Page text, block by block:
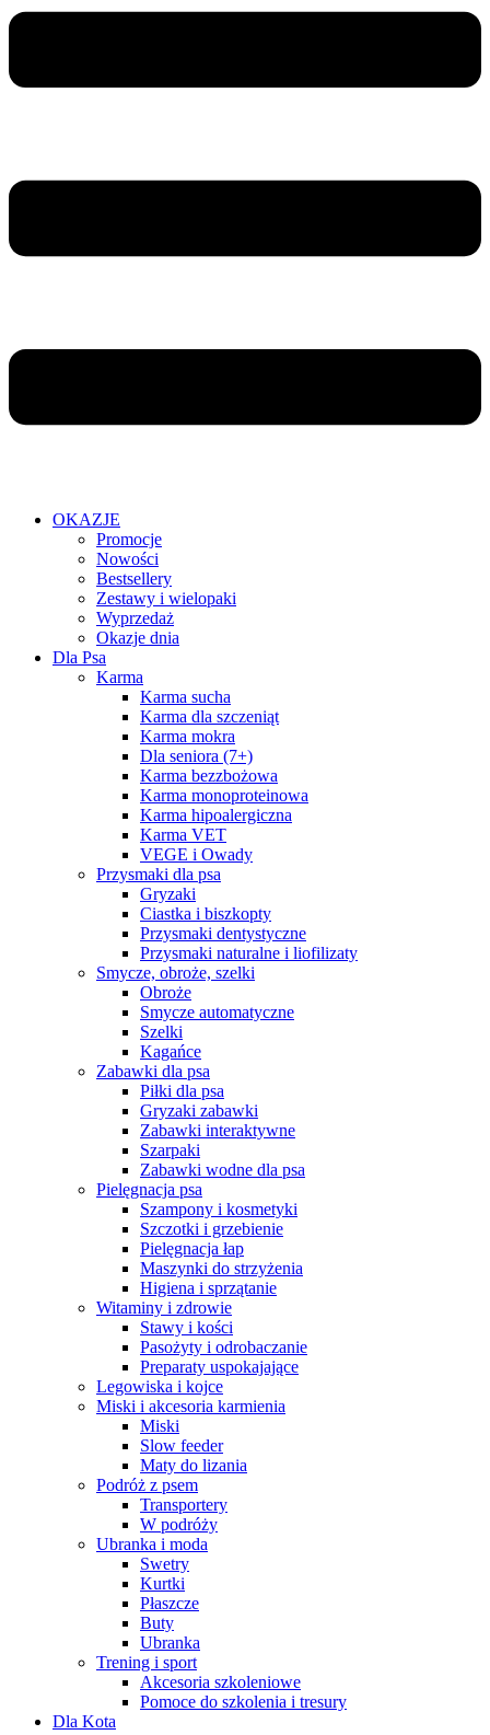
OKAZJE
Promocje
Nowości
Bestsellery
Zestawy i wielopaki
Wyprzedaż
Okazje dnia
Dla Psa
Karma
Karma sucha
Karma dla szczeniąt
Karma mokra
Dla seniora (7+)
Karma bezzbożowa
Karma monoproteinowa
Karma hipoalergiczna
Karma VET
VEGE i Owady
Przysmaki dla psa
Gryzaki
Ciastka i biszkopty
Przysmaki dentystyczne
Przysmaki naturalne i liofilizaty
Smycze, obroże, szelki
Obroże
Smycze automatyczne
Szelki
Kagańce
Zabawki dla psa
Piłki dla psa
Gryzaki zabawki
Zabawki interaktywne
Szarpaki
Zabawki wodne dla psa
Pielęgnacja psa
Szampony i kosmetyki
Szczotki i grzebienie
Pielęgnacja łap
Maszynki do strzyżenia
Higiena i sprzątanie
Witaminy i zdrowie
Stawy i kości
Pasożyty i odrobaczanie
Preparaty uspokajające
Legowiska i kojce
Miski i akcesoria karmienia
Miski
Slow feeder
Maty do lizania
Podróż z psem
Transportery
W podróży
Ubranka i moda
Swetry
Kurtki
Płaszcze
Buty
Ubranka
Trening i sport
Akcesoria szkoleniowe
Pomoce do szkolenia i tresury
Dla Kota